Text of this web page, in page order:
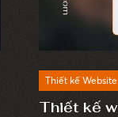
Thiết kế Website
Thiết kế